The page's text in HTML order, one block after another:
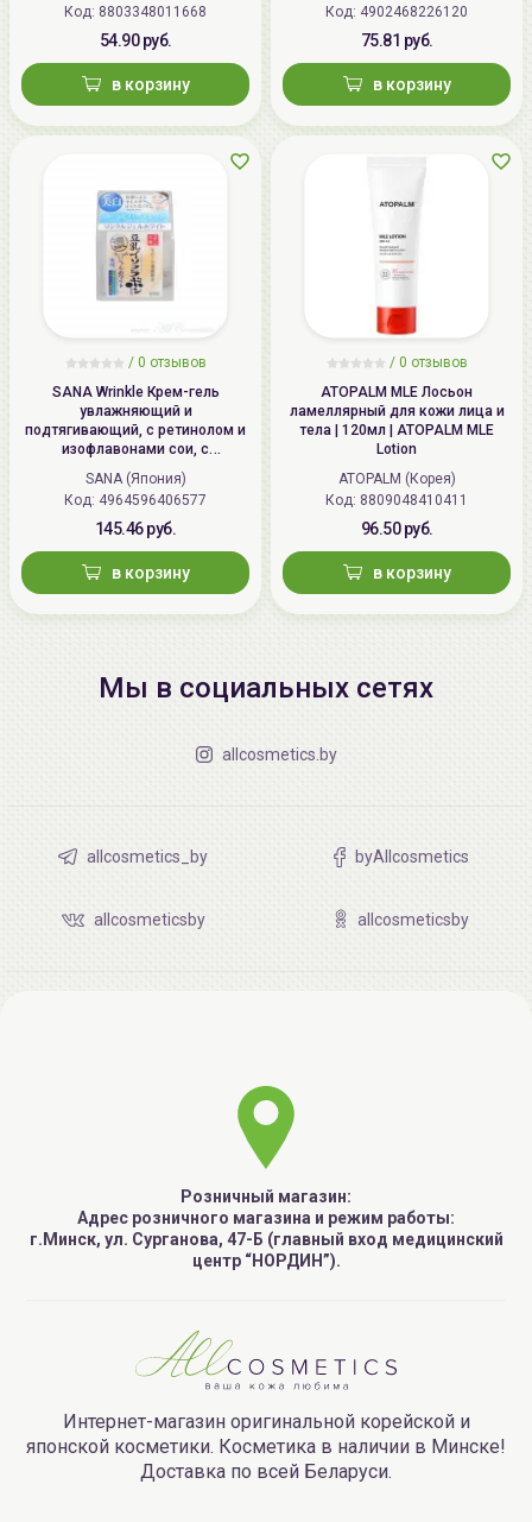
Код: 8803348011668
54.90 руб.
в корзину
(Япония)
Код: 4902468226120
75.81 руб.
в корзину
/ 0 отзывов
SANA Wrinkle Крем-гель
увлажняющий и
подтягивающий, с ретинолом и
изофлавонами сои, с
осветляющим эффектом | 100г |
Wrinkle Gel Cream (Whitening)
SANA (Япония)
Код: 4964596406577
145.46 руб.
в корзину
/ 0 отзывов
ATOPALM MLE Лосьон
ламеллярный для кожи лица и
тела | 120мл | ATOPALM MLE
Lotion
ATOPALM (Корея)
Код: 8809048410411
96.50 руб.
в корзину
Мы в социальных сетях
allcosmetics.by
allcosmetics_by byAllcosmetics
allcosmeticsby allcosmeticsby
Розничный магазин:
Адрес розничного магазина и режим работы:
г.Минск, ул. Сурганова, 47-Б (главный вход медицинский
центр “НОРДИН”).
Интернет-магазин оригинальной корейской и
японской косметики. Косметика в наличии в Минске!
Доставка по всей Беларуси.